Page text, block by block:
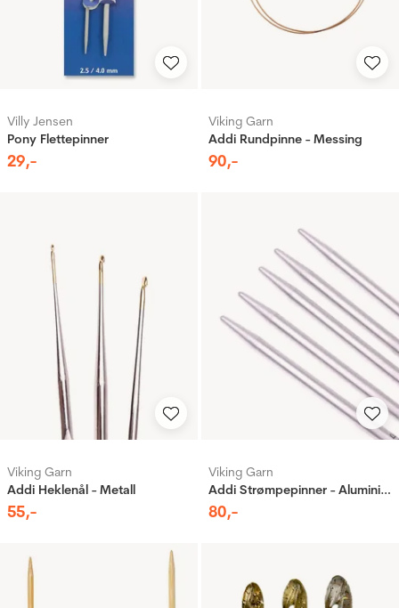
Villy Jensen
Pony Flettepinner
29,-
Viking Garn
Addi Rundpinne - Messing
90,-
Viking Garn
Addi Heklenål - Metall
55,-
Viking Garn
Addi Strømpepinner - Aluminium
80,-